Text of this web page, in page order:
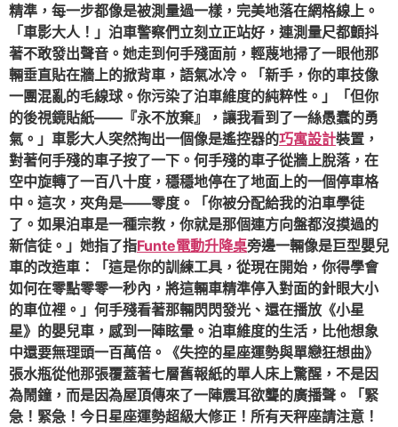
精準，每一步都像是被測量過一樣，完美地落在網格線上。
「車影大人！」泊車警察們立刻立正站好，連測量尺都顫抖
著不敢發出聲音。她走到何手殘面前，輕蔑地掃了一眼他那
輛垂直貼在牆上的掀背車，語氣冰冷。「新手，你的車技像
一團混亂的毛線球。你污染了泊車維度的純粹性。」「但你
的後視鏡貼紙——『永不放棄』，讓我看到了一絲愚蠢的勇
氣。」車影大人突然掏出一個像是遙控器的巧寓設計裝置，
對著何手殘的車子按了一下。何手殘的車子從牆上脫落，在
空中旋轉了一百八十度，穩穩地停在了地面上的一個停車格
中。這次，夾角是——零度。「你被分配給我的泊車學徒
了。如果泊車是一種宗教，你就是那個連方向盤都沒摸過的
新信徒。」她指了指Funte電動升降桌旁邊一輛像是巨型嬰兒
車的改造車：「這是你的訓練工具，從現在開始，你得學會
如何在零點零零一秒內，將這輛車精準停入對面的針眼大小
的車位裡。」何手殘看著那輛閃閃發光、還在播放《小星
星》的嬰兒車，感到一陣眩暈。泊車維度的生活，比他想象
中還要無理頭一百萬倍。《失控的星座運勢與單戀狂想曲》
張水瓶從他那張覆蓋著七層舊報紙的單人床上驚醒，不是因
為鬧鐘，而是因為屋頂傳來了一陣震耳欲聾的廣播聲。「緊
急！緊急！今日星座運勢超級大修正！所有天秤座請注意！